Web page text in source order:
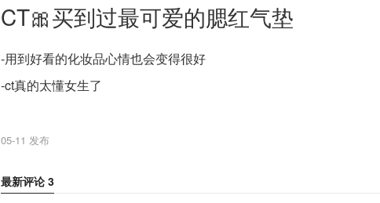
CT🎀买到过最可爱的腮红气垫
-用到好看的化妆品心情也会变得很好
-ct真的太懂女生了
05-11 发布
最新评论 3